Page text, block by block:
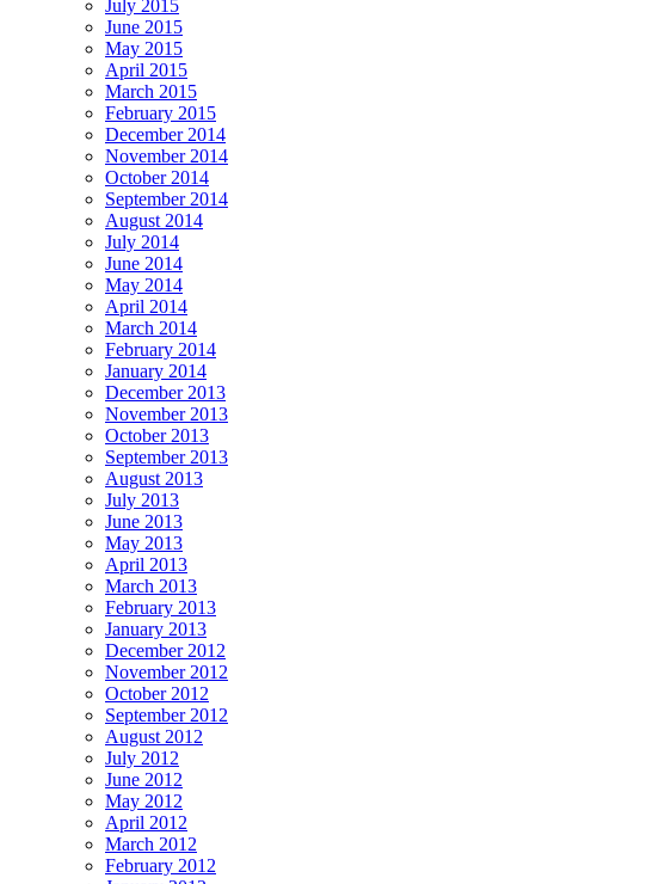
July 2015
June 2015
May 2015
April 2015
March 2015
February 2015
December 2014
November 2014
October 2014
September 2014
August 2014
July 2014
June 2014
May 2014
April 2014
March 2014
February 2014
January 2014
December 2013
November 2013
October 2013
September 2013
August 2013
July 2013
June 2013
May 2013
April 2013
March 2013
February 2013
January 2013
December 2012
November 2012
October 2012
September 2012
August 2012
July 2012
June 2012
May 2012
April 2012
March 2012
February 2012